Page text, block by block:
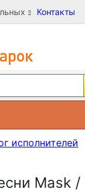
записей на
Контакты
исполнителей
Mask /